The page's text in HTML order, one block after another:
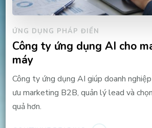
ỨNG DỤNG PHÁP ĐIỂN
Công ty ứng dụng AI cho
máy
Công ty ứng dụng AI giúp doanh
ưu marketing B2B, quản lý lead và
quả hơn.